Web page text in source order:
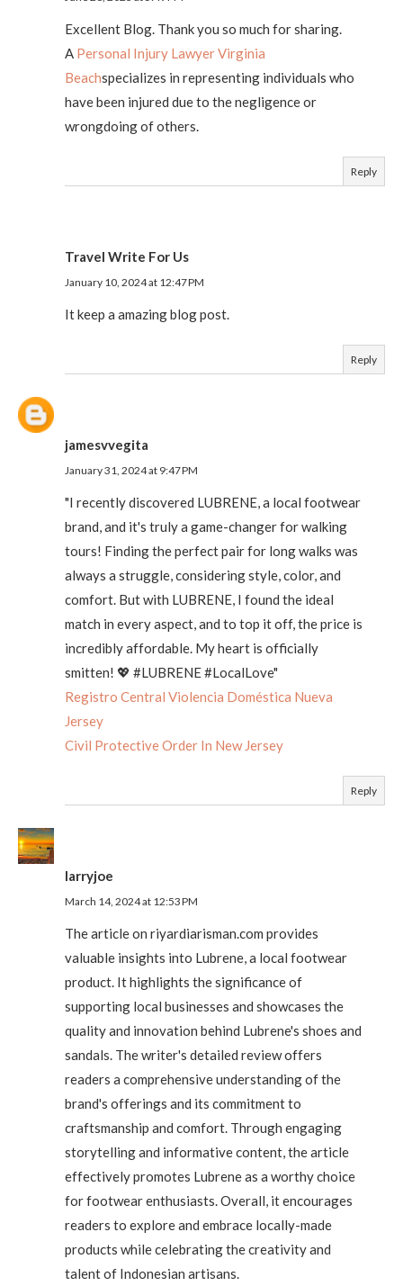
Excellent Blog. Thank you so much for sharing.
A Personal Injury Lawyer Virginia
Beachspecializes in representing individuals who
have been injured due to the negligence or
wrongdoing of others.
Reply
Travel Write For Us
January 10, 2024 at 12:47 PM
It keep a amazing blog post.
Reply
jamesvvegita
January 31, 2024 at 9:47 PM
"I recently discovered LUBRENE, a local footwear
brand, and it's truly a game-changer for walking
tours! Finding the perfect pair for long walks was
always a struggle, considering style, color, and
comfort. But with LUBRENE, I found the ideal
match in every aspect, and to top it off, the price is
incredibly affordable. My heart is officially
smitten! 💖 #LUBRENE #LocalLove"
Registro Central Violencia Doméstica Nueva
Jersey
Civil Protective Order In New Jersey
Reply
larryjoe
March 14, 2024 at 12:53 PM
The article on riyardiarisman.com provides
valuable insights into Lubrene, a local footwear
product. It highlights the significance of
supporting local businesses and showcases the
quality and innovation behind Lubrene's shoes and
sandals. The writer's detailed review offers
readers a comprehensive understanding of the
brand's offerings and its commitment to
craftsmanship and comfort. Through engaging
storytelling and informative content, the article
effectively promotes Lubrene as a worthy choice
for footwear enthusiasts. Overall, it encourages
readers to explore and embrace locally-made
products while celebrating the creativity and
talent of Indonesian artisans.